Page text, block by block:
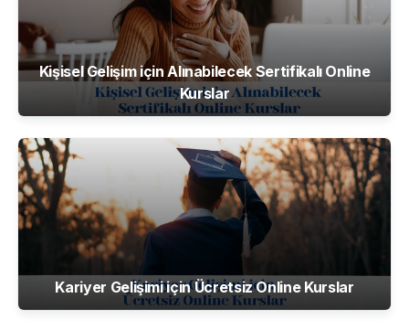
Kişisel Gelişim için Alınabilecek Sertifikalı Online
Kurslar
Kariyer Gelişimi için Ücretsiz Online Kurslar